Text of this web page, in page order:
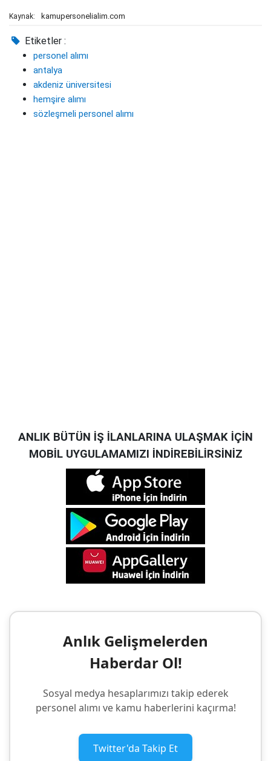
Kaynak: kamupersonelialim.com
Etiketler :
personel alımı
antalya
akdeniz üniversitesi
hemşire alımı
sözleşmeli personel alımı
ANLIK BÜTÜN İŞ İLANLARINA ULAŞMAK İÇİN
MOBİL UYGULAMAMIZI İNDİREBİLİRSİNİZ
Anlık Gelişmelerden
Haberdar Ol!
Sosyal medya hesaplarımızı takip ederek
personel alımı ve kamu haberlerini kaçırma!
Twitter'da Takip Et